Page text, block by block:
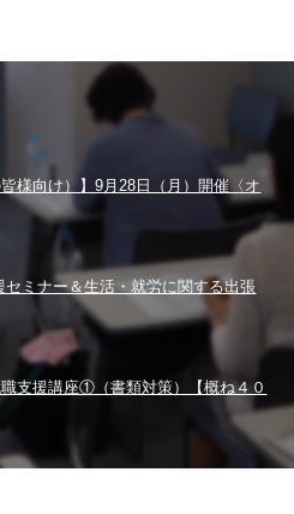
様向け）】9月28日（月）開催〈オ
セミナー＆生活・就労に関する出張
職支援講座①（書類対策）【概ね４０